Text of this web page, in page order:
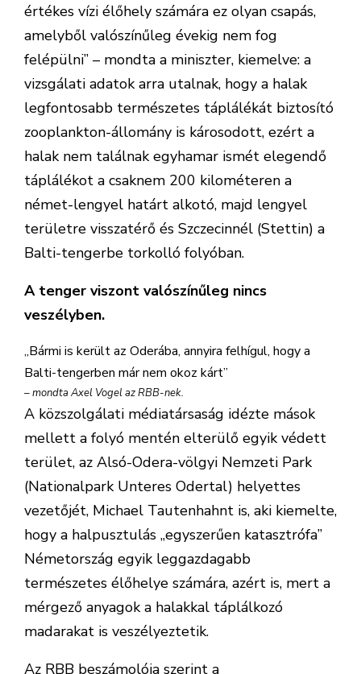
értékes vízi élőhely számára ez olyan csapás,
amelyből valószínűleg évekig nem fog
felépülni” – mondta a miniszter, kiemelve: a
vizsgálati adatok arra utalnak, hogy a halak
legfontosabb természetes táplálékát biztosító
zooplankton-állomány is károsodott, ezért a
halak nem találnak egyhamar ismét elegendő
táplálékot a csaknem 200 kilométeren a
német-lengyel határt alkotó, majd lengyel
területre visszatérő és Szczecinnél (Stettin) a
Balti-tengerbe torkolló folyóban.
A tenger viszont valószínűleg nincs
veszélyben.
„Bármi is került az Oderába, annyira felhígul, hogy a
Balti-tengerben már nem okoz kárt”
– mondta Axel Vogel az RBB-nek.
A közszolgálati médiatársaság idézte mások
mellett a folyó mentén elterülő egyik védett
terület, az Alsó-Odera-völgyi Nemzeti Park
(Nationalpark Unteres Odertal) helyettes
vezetőjét, Michael Tautenhahnt is, aki kiemelte,
hogy a halpusztulás „egyszerűen katasztrófa”
Németország egyik leggazdagabb
természetes élőhelye számára, azért is, mert a
mérgező anyagok a halakkal táplálkozó
madarakat is veszélyeztetik.
Az RBB beszámolója szerint a